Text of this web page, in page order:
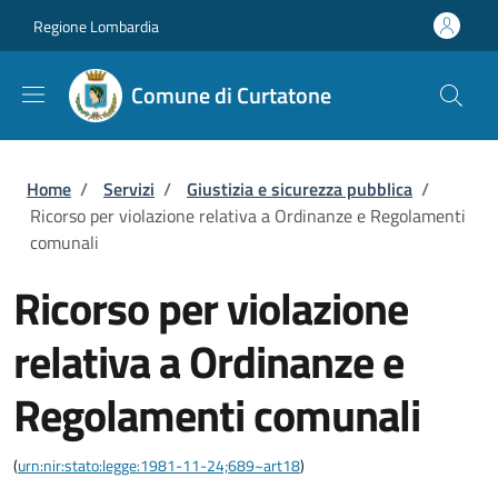
Regione Lombardia
Comune di Curtatone
Briciole di pane
Home / Servizi / Giustizia e sicurezza pubblica /
Ricorso per violazione relativa a Ordinanze e Regolamenti
comunali
Ricorso per violazione
relativa a Ordinanze e
Regolamenti comunali
(urn:nir:stato:legge:1981-11-24;689~art18)